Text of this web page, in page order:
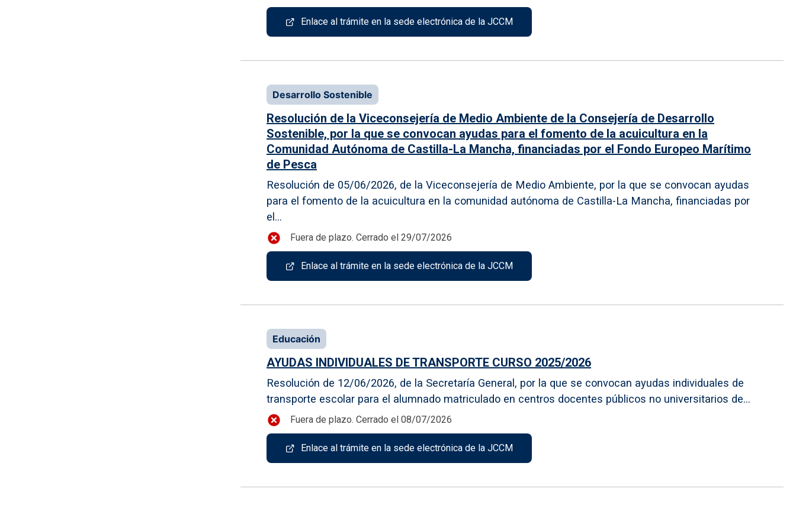
Enlace al trámite en la sede electrónica de la JCCM
Desarrollo Sostenible
Resolución de la Viceconsejería de Medio Ambiente de la Consejería de Desarrollo
Sostenible, por la que se convocan ayudas para el fomento de la acuicultura en la
Comunidad Autónoma de Castilla-La Mancha, financiadas por el Fondo Europeo Marítimo
de Pesca
Resolución de 05/06/2026, de la Viceconsejería de Medio Ambiente, por la que se convocan ayudas
para el fomento de la acuicultura en la comunidad autónoma de Castilla-La Mancha, financiadas por
el...
Fuera de plazo. Cerrado el 29/07/2026
Enlace al trámite en la sede electrónica de la JCCM
Educación
AYUDAS INDIVIDUALES DE TRANSPORTE CURSO 2025/2026
Resolución de 12/06/2026, de la Secretaría General, por la que se convocan ayudas individuales de
transporte escolar para el alumnado matriculado en centros docentes públicos no universitarios de...
Fuera de plazo. Cerrado el 08/07/2026
Enlace al trámite en la sede electrónica de la JCCM